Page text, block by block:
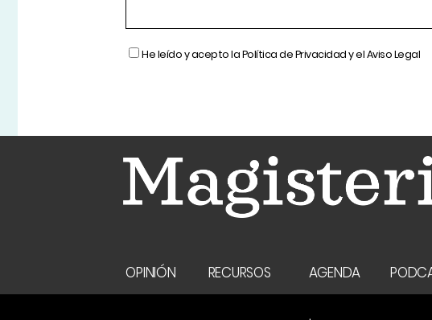
He leído y acepto laPolítica de Privacidady elAviso Legal
OPINIÓN RECURSOS AGENDA